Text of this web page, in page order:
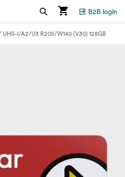
B2B login
UHS-I/A2/U3 R205/W140 (V30) 128GB